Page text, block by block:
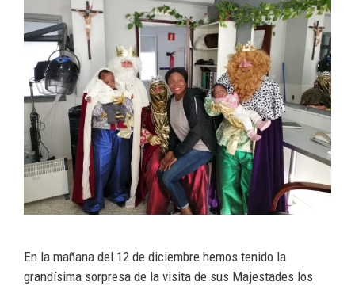
En la mañana del 12 de diciembre hemos tenido la
grandísima sorpresa de la visita de sus Majestades los